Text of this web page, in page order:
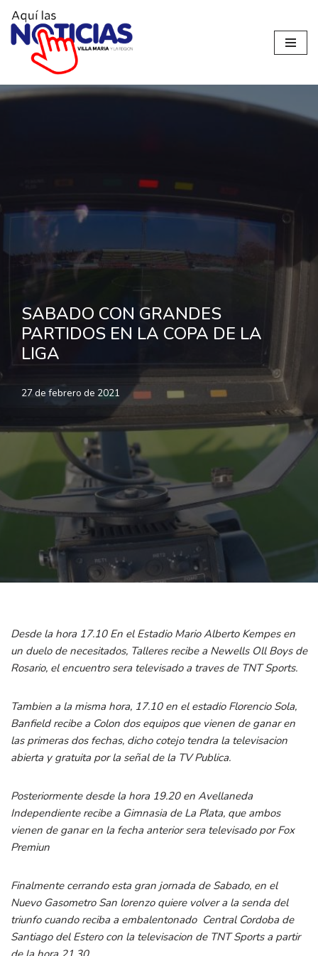
contenido
SABADO CON GRANDES
PARTIDOS EN LA COPA DE LA
LIGA
27 de febrero de 2021
Desde la hora 17.10 En el Estadio Mario Alberto Kempes en
un duelo de necesitados, Talleres recibe a Newells Oll Boys de
Rosario, el encuentro sera televisado a traves de TNT Sports.
Tambien a la misma hora, 17.10 en el estadio Florencio Sola,
Banfield recibe a Colon dos equipos que vienen de ganar en
las primeras dos fechas, dicho cotejo tendra la televisacion
abierta y gratuita por la señal de la TV Publica.
Posteriormente desde la hora 19.20 en Avellaneda
Independiente recibe a Gimnasia de La Plata, que ambos
vienen de ganar en la fecha anterior sera televisado por Fox
Premiun
Finalmente cerrando esta gran jornada de Sabado, en el
Nuevo Gasometro San lorenzo quiere volver a la senda del
triunfo cuando reciba a embalentonado Central Cordoba de
Santiago del Estero con la televisacion de TNT Sports a partir